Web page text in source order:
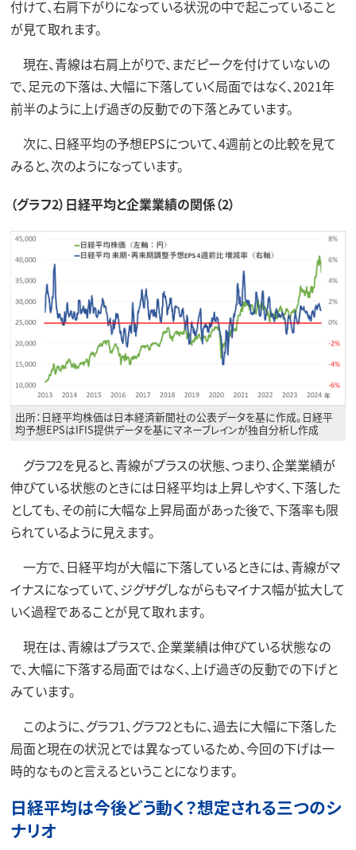
付けて、右肩下がりになっている状況の中で起こっていること
が見て取れます。
現在、青線は右肩上がりで、まだピークを付けていないの
で、足元の下落は、大幅に下落していく局面ではなく、2021年
前半のように上げ過ぎの反動での下落とみています。
次に、日経平均の予想EPSについて、4週前との比較を見て
みると、次のようになっています。
（グラフ2）日経平均と企業業績の関係（2）
出所：日経平均株価は日本経済新聞社の公表データを基に作成。日経平
均予想EPSはIFIS提供データを基にマネーブレインが独自分析し作成
グラフ2を見ると、青線がプラスの状態、つまり、企業業績が
伸びている状態のときには日経平均は上昇しやすく、下落した
としても、その前に大幅な上昇局面があった後で、下落率も限
られているように見えます。
一方で、日経平均が大幅に下落しているときには、青線がマ
イナスになっていて、ジグザグしながらもマイナス幅が拡大して
いく過程であることが見て取れます。
現在は、青線はプラスで、企業業績は伸びている状態なの
で、大幅に下落する局面ではなく、上げ過ぎの反動での下げと
みています。
このように、グラフ1、グラフ2ともに、過去に大幅に下落した
局面と現在の状況とでは異なっているため、今回の下げは一
時的なものと言えるということになります。
日経平均は今後どう動く？想定される三つのシ
ナリオ